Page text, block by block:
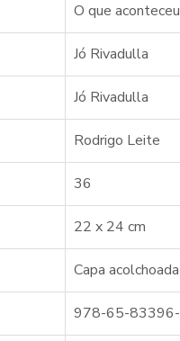
O que
Jó Rivadulla
Jó Rivadulla
Rodrigo Leite
36
22 x 24 cm
Capa acolchoada
978-65-